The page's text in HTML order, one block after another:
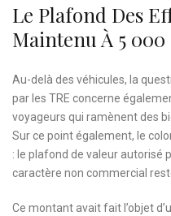
Le Plafond Des
Maintenu À 5
Au-delà des véhicules, la
par les TRE concerne
voyageurs qui ramènent des
Sur ce point également, le
: le plafond de valeur autorisé
caractère non commercial
Ce montant avait fait l’objet